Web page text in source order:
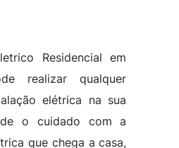
Residencial em
realizar qualquer
elétrica na sua
o cuidado com a
que chega a casa,